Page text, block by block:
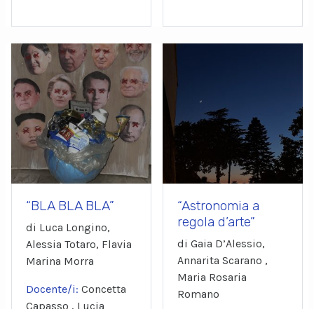
“BLA BLA BLA”
di Luca Longino,
Alessia Totaro, Flavia
Marina Morra
Docente/i: Concetta
Capasso , Lucia
“Astronomia a
regola d’arte”
di Gaia D’Alessio,
Annarita Scarano ,
Maria Rosaria
Romano